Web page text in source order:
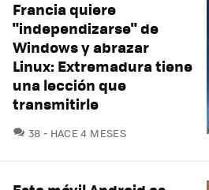
Francia quiere
"independizarse" de
Windows y abrazar
Linux: Extremadura tiene
una lección que
transmitirle
38 COMENTARIOS
HACE 4 MESES